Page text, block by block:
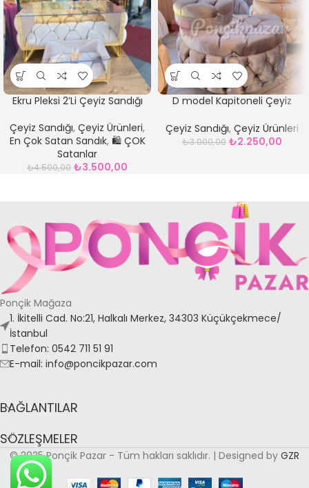
Ekru Pleksi 2’Li Çeyiz Sandığı
Çeyiz Sandığı, Çeyiz Ürünleri,
En Çok Satan Sandık, 🛍️ ÇOK
Satanlar
₺4.500,00 ₺3.500,00
D model Kapitoneli Çeyiz
Çeyiz Sandığı, Çeyiz Ürünleri
₺3.000,00 ₺2.250,00
Ponçik Mağaza
1. İkitelli Cad. No:21, Halkalı Merkez, 34303 Küçükçekmece/
İstanbul
Telefon: 0542 711 51 91
E-mail: info@poncikpazar.com
BAĞLANTILAR
SÖZLEŞMELER
© 2025 Ponçik Pazar - Tüm hakları saklıdır. | Designed by GZR